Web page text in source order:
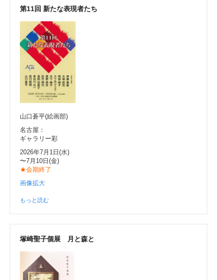
第11回 新たな表現者たち
山口蒼平(絵画部)
名古屋：
ギャラリー彩
2026年7月1日(水)
〜7月10日(金)
★会期終了
画像拡大
もっと読む
塚崎聖子個展 月と森と